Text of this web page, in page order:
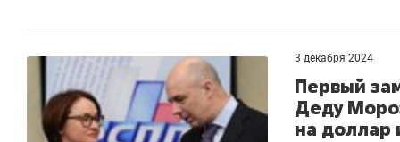
3 декабря 2024
Первый
Деду
на доллар